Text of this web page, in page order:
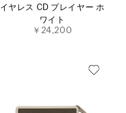
イヤレス CD プレイヤー ホ
ワイト
￥24,200